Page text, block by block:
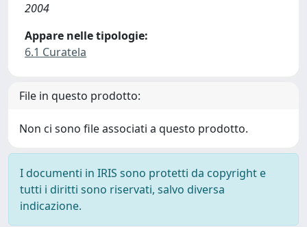
2004
Appare nelle tipologie:
6.1 Curatela
File in questo prodotto:
Non ci sono file associati a questo prodotto.
I documenti in IRIS sono protetti da copyright e
tutti i diritti sono riservati, salvo diversa
indicazione.